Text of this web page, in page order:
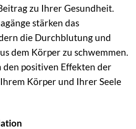
zu Ihrer Gesundheit.
stärken das
die Durchblutung und
dem Körper zu schwemmen.
positiven Effekten der
Körper und Ihrer Seele